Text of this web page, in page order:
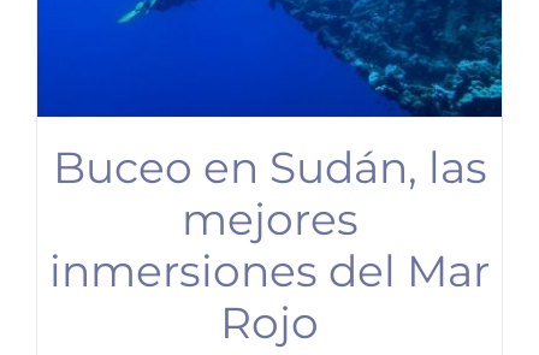
Buceo en Sudán, las
mejores
inmersiones del Mar
Rojo